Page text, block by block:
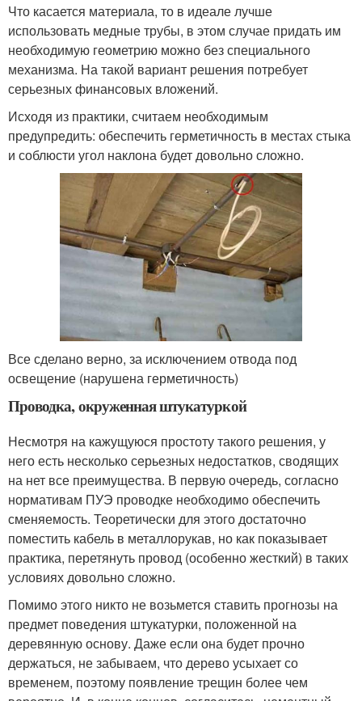
Что касается материала, то в идеале лучше
использовать медные трубы, в этом случае придать им
необходимую геометрию можно без специального
механизма. На такой вариант решения потребует
серьезных финансовых вложений.
Исходя из практики, считаем необходимым
предупредить: обеспечить герметичность в местах стыка
и соблюсти угол наклона будет довольно сложно.
Все сделано верно, за исключением отвода под
освещение (нарушена герметичность)
Проводка, окруженная штукатуркой
Несмотря на кажущуюся простоту такого решения, у
него есть несколько серьезных недостатков, сводящих
на нет все преимущества. В первую очередь, согласно
нормативам ПУЭ проводке необходимо обеспечить
сменяемость. Теоретически для этого достаточно
поместить кабель в металлорукав, но как показывает
практика, перетянуть провод (особенно жесткий) в таких
условиях довольно сложно.
Помимо этого никто не возьмется ставить прогнозы на
предмет поведения штукатурки, положенной на
деревянную основу. Даже если она будет прочно
держаться, не забываем, что дерево усыхает со
временем, поэтому появление трещин более чем